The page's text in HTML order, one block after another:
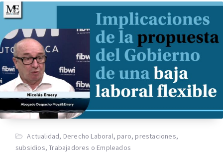
Actualidad, Derecho Laboral, paro, prestaciones,
subsidios,Trabajadores o Empleados